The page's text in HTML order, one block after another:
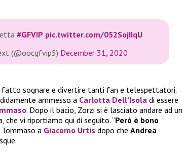
#GFVIP pic.twitter.com/052SojIIqU
(@oocgfvip5) December 31, 2020
fatto sognare e divertire tanti fan e telespettatori.
ammesso a Carlotta Dell’Isola di essere
. Dopo il bacio, Zorzi si è lasciato andare ad un
che vi riportiamo qui di seguito. “Però è bono
Tommaso a Giacomo Urtis dopo che Andrea